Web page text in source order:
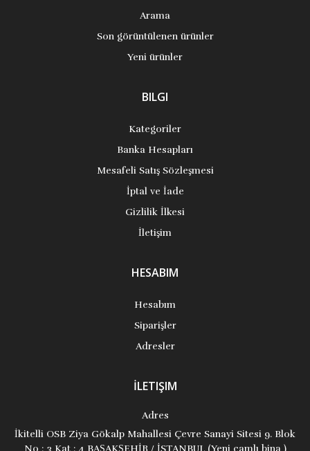
Arama
Son görüntülenen ürünler
Yeni ürünler
BILGI
Kategoriler
Banka Hesapları
Mesafeli Satış Sözleşmesi
İptal ve İade
Gizlilik İlkesi
İletişim
HESABIM
Hesabım
Siparişler
Adresler
İLETIŞIM
Adres
İkitelli OSB Ziya Gökalp Mahallesi Çevre Sanayi Sitesi 9. Blok
No : 3 Kat : 4 BAŞAKŞEHİR / İSTANBUL (Yeni camlı bina )